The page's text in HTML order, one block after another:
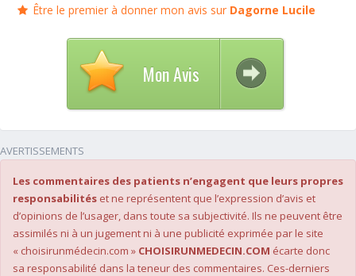
Être le premier à donner mon avis sur Dagorne Lucile
Mon Avis
AVERTISSEMENTS
Les commentaires des patients n’engagent que leurs propres
responsabilités et ne représentent que l’expression d’avis et
d’opinions de l’usager, dans toute sa subjectivité. Ils ne peuvent être
assimilés ni à un jugement ni à une publicité exprimée par le site
« choisirunmédecin.com » CHOISIRUNMEDECIN.COM écarte donc
sa responsabilité dans la teneur des commentaires. Ces-derniers